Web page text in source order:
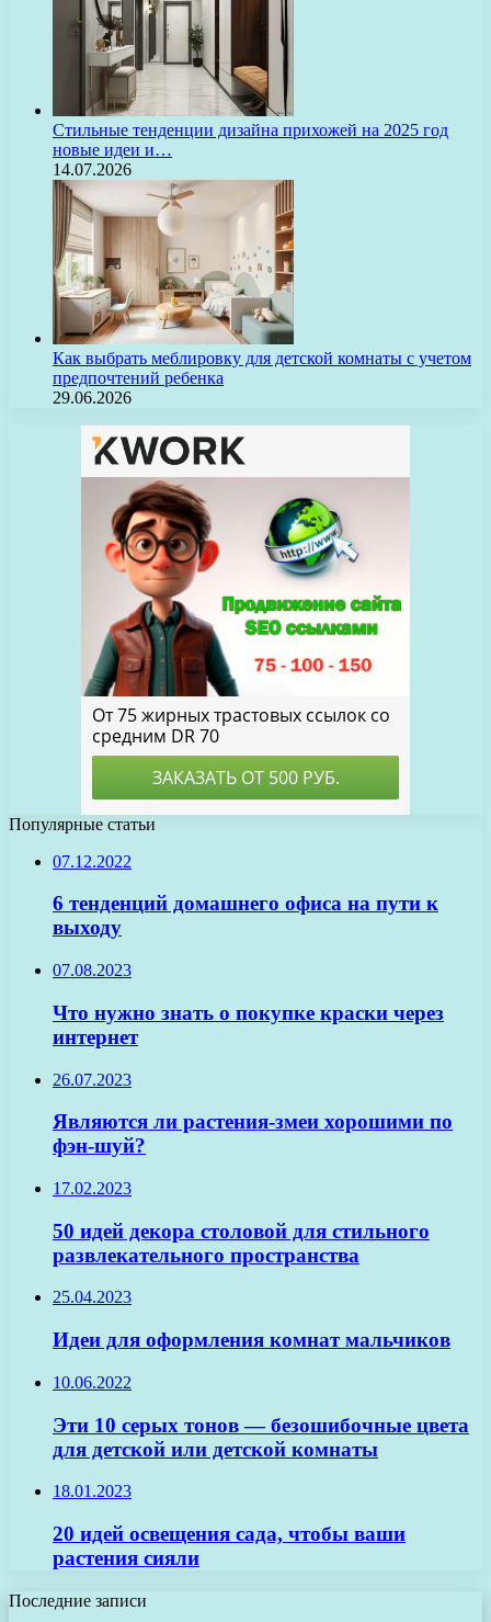
Стильные тенденции дизайна прихожей на 2025 год
новые идеи и…
14.07.2026
Как выбрать меблировку для детской комнаты с учетом
предпочтений ребенка
29.06.2026
Популярные статьи
07.12.2022
6 тенденций домашнего офиса на пути к
выходу
07.08.2023
Что нужно знать о покупке краски через
интернет
26.07.2023
Являются ли растения-змеи хорошими по
фэн-шуй?
17.02.2023
50 идей декора столовой для стильного
развлекательного пространства
25.04.2023
Идеи для оформления комнат мальчиков
10.06.2022
Эти 10 серых тонов — безошибочные цвета
для детской или детской комнаты
18.01.2023
20 идей освещения сада, чтобы ваши
растения сияли
Последние записи